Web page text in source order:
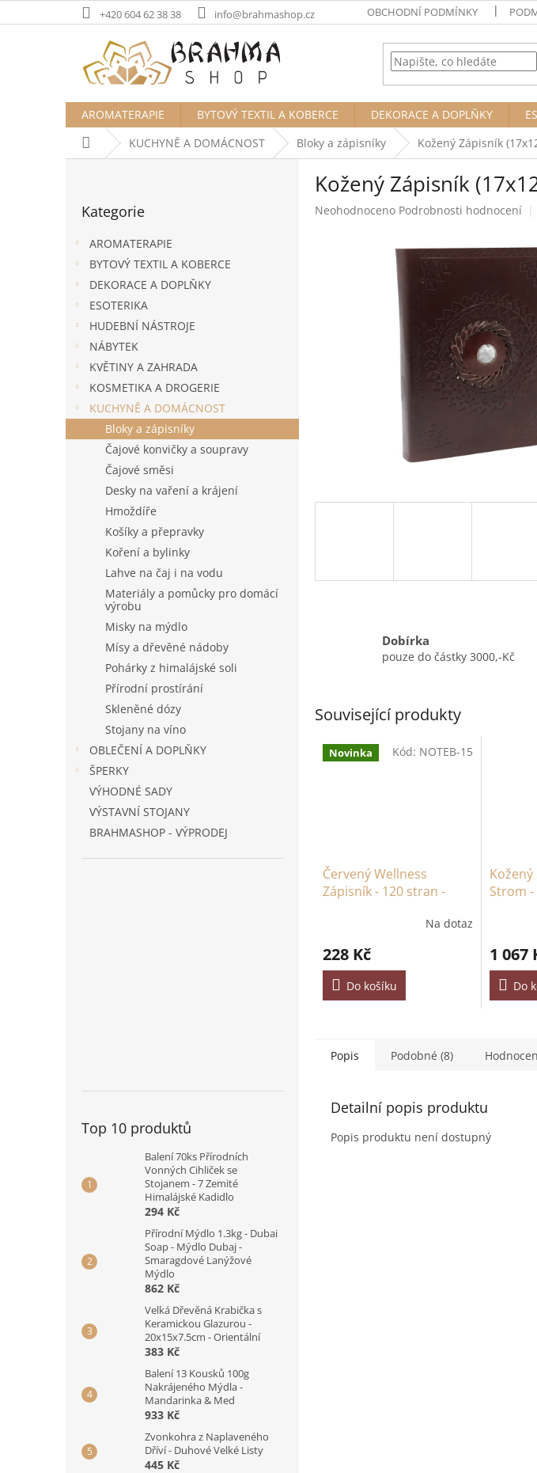
na
+420 604 62 38 38 info@brahmashop.cz OBCHODNÍ PODMÍNKY
AROMATERAPIE BYTOVÝ TEXTIL A KOBERCE DEKORACE A DOPLŇKY
Domů KUCHYNĚ A DOMÁCNOST Bloky a zápisníky Kožený Zápisník
kategorie
Kategorie
AROMATERAPIE
BYTOVÝ TEXTIL A KOBERCE
DEKORACE A DOPLŇKY
ESOTERIKA
HUDEBNÍ NÁSTROJE
NÁBYTEK
KVĚTINY A ZAHRADA
KOSMETIKA A DROGERIE
KUCHYNĚ A DOMÁCNOST
Bloky a zápisníky
Čajové konvičky a soupravy
Čajové směsi
Desky na vaření a krájení
Hmoždíře
Košíky a přepravky
Koření a bylinky
Lahve na čaj i na vodu
Materiály a pomůcky pro domácí
výrobu
Misky na mýdlo
Mísy a dřevěné nádoby
Pohárky z himalájské soli
Přírodní prostírání
Skleněné dózy
Stojany na víno
OBLEČENÍ A DOPLŇKY
ŠPERKY
VÝHODNÉ SADY
VÝSTAVNÍ STOJANY
BRAHMASHOP - VÝPRODEJ
Top 10 produktů
Balení 70ks Přírodních
Vonných Cihliček se
Stojanem - 7 Zemité
Himalájské Kadidlo
294 Kč
Přírodní Mýdlo 1.3kg - Dubai
Soap - Mýdlo Dubaj -
Smaragdové Lanýžové
Mýdlo
862 Kč
Velká Dřevěná Krabička s
Keramickou Glazurou -
20x15x7.5cm - Orientální
383 Kč
Balení 13 Kousků 100g
Nakrájeného Mýdla -
Mandarinka & Med
933 Kč
Zvonkohra z Naplaveného
Dříví - Duhové Velké Listy
445 Kč
Kožený Zápisník
Průměrné
Neohodnoceno Podrobnosti hodnocení
Dobírka
pouze do částky 3000,-Kč
Související produkty
Novinka
Červený Wellness
Zápisník - 120 stran -
Na dotaz
228 Kč
Do košíku
Kód: NOTEB-15
Kožený
Strom -
1 067
Do
Popis Podobné (8)
Detailní popis produktu
Popis produktu není dostupný